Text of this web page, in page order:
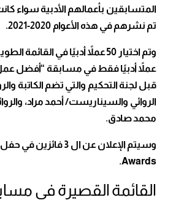
المتسابقين بأعمالهم الأدبية سواء
تم نشرهم في هذه الأعوام 2020-2021.
عملاً أدبيًا فقط في مسابقة “أفضل
قبل لجنة التحكيم والتي تضم الكاتبة
الروائي والسيناريست/ أحمد مراد،
محمد صادق.
Awards.
القائمة القصيرة في